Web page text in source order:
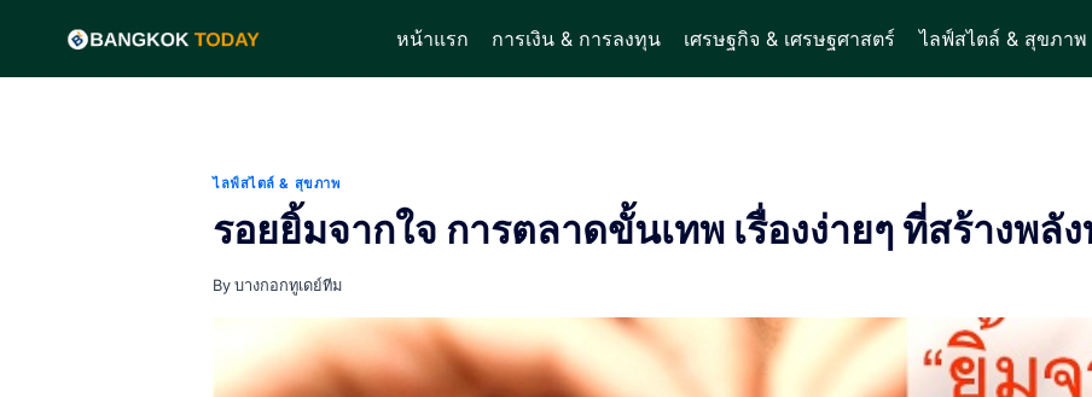
content
หน้าแรก การเงิน & การลงทุน เศรษฐกิจ & เศรษฐศาสตร์ ไลฟ์สไตล์ & สุขภาพ
ไลฟ์สไตล์ & สุขภาพ
รอยยิ้มจากใจ การตลาดขั้นเทพ เรื่องง่ายๆ ที่สร้างพลั
By บางกอกทูเดย์ทีม